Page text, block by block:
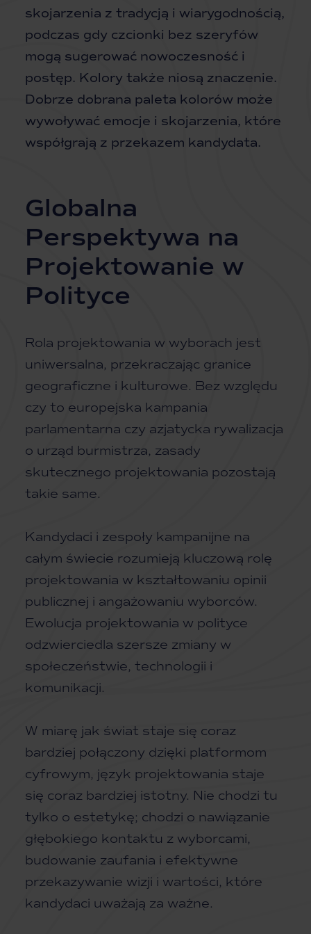
skojarzenia z tradycją i wiarygodnością,
podczas gdy czcionki bez szeryfów
mogą sugerować nowoczesność i
postęp. Kolory także niosą znaczenie.
Dobrze dobrana paleta kolorów może
wywoływać emocje i skojarzenia, które
współgrają z przekazem kandydata.
Globalna
Perspektywa na
Projektowanie w
Polityce
Rola projektowania w wyborach jest
uniwersalna, przekraczając granice
geograficzne i kulturowe. Bez względu
czy to europejska kampania
parlamentarna czy azjatycka rywalizacja
o urząd burmistrza, zasady
skutecznego projektowania pozostają
takie same.
Kandydaci i zespoły kampanijne na
całym świecie rozumieją kluczową rolę
projektowania w kształtowaniu opinii
publicznej i angażowaniu wyborców.
Ewolucja projektowania w polityce
odzwierciedla szersze zmiany w
społeczeństwie, technologii i
komunikacji.
W miarę jak świat staje się coraz
bardziej połączony dzięki platformom
cyfrowym, język projektowania staje
się coraz bardziej istotny. Nie chodzi tu
tylko o estetykę; chodzi o nawiązanie
głębokiego kontaktu z wyborcami,
budowanie zaufania i efektywne
przekazywanie wizji i wartości, które
kandydaci uważają za ważne.